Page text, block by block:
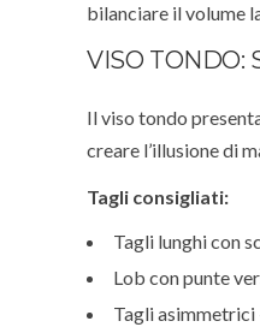
bilanciare il volume
VISO TONDO:
Il viso tondo
creare l’illusione di
Tagli consigliati:
Tagli lunghi con
Lob con punte
Tagli